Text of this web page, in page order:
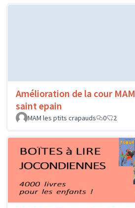
Amélioration de la cour MAM
saint epain
MAM les ptits crapauds
0 2